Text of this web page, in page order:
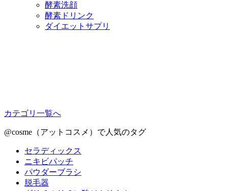
酵素洗顔
酵素ドリンク
ダイエットサプリ
カテゴリ一覧へ
@cosme（アットコスメ）で人気のタグ
セラディックス
ニキビパッチ
パウダーブラシ
脱毛器